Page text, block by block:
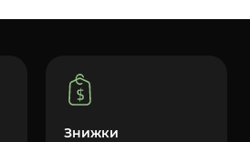
Знижки